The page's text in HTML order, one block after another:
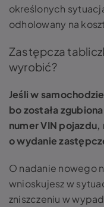
określonych
odholowany na
Zastępcza
wyrobić?
Jeśli w
bo została
numer VIN pojazdu,
o wydanie
O nadanie nowego
wnioskujesz w
zniszczeniu w